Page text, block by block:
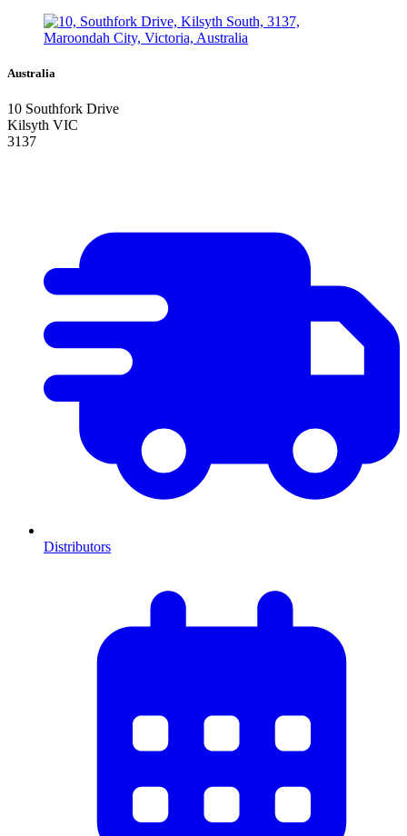
Australia
10 Southfork Drive
Kilsyth VIC
3137
Distributors